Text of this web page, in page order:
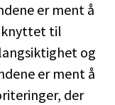
er ment å
knyttet til
og
er ment å
der